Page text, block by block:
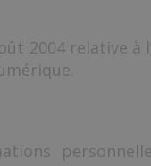
2004 relative